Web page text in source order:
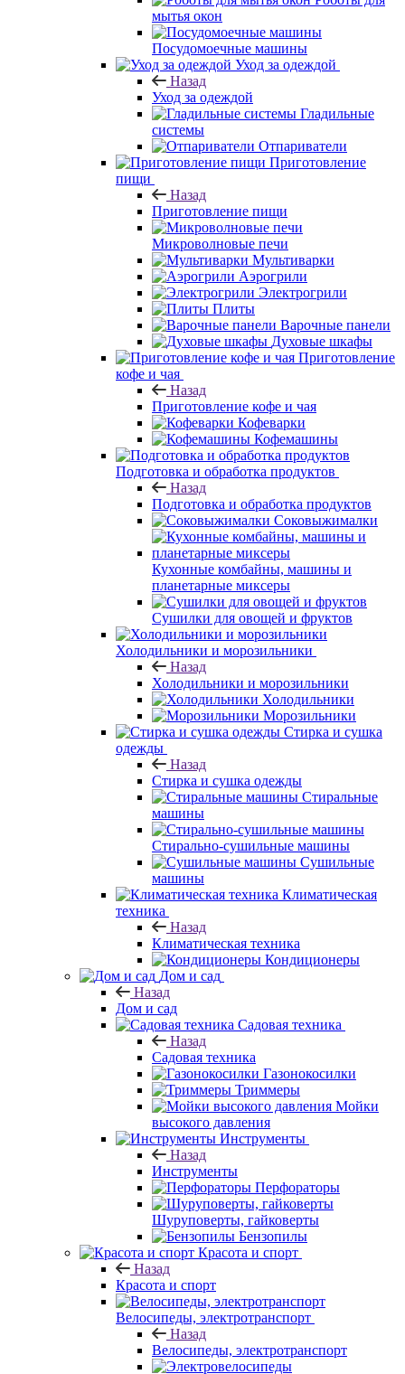
мытья окон
Посудомоечные машины
Уход за одеждой
Назад
Уход за одеждой
Гладильные
системы
Отпариватели
Приготовление
пищи
Назад
Приготовление пищи
Микроволновые печи
Мультиварки
Аэрогрили
Электрогрили
Плиты
Варочные панели
Духовые шкафы
Приготовление
кофе и чая
Назад
Приготовление кофе и чая
Кофеварки
Кофемашины
Подготовка и обработка продуктов
Назад
Подготовка и обработка продуктов
Соковыжималки
Кухонные комбайны, машины и
планетарные миксеры
Сушилки для овощей и фруктов
Холодильники и морозильники
Назад
Холодильники и морозильники
Холодильники
Морозильники
Стирка и сушка
одежды
Назад
Стирка и сушка одежды
Стиральные
машины
Стирально-сушильные машины
Сушильные
машины
Климатическая
техника
Назад
Климатическая техника
Кондиционеры
Дом и сад
Назад
Дом и сад
Садовая техника
Назад
Садовая техника
Газонокосилки
Триммеры
Мойки
высокого давления
Инструменты
Назад
Инструменты
Перфораторы
Шуруповерты, гайковерты
Бензопилы
Красота и спорт
Назад
Красота и спорт
Велосипеды, электротранспорт
Назад
Велосипеды, электротранспорт